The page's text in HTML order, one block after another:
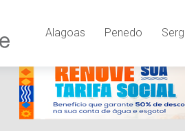
Alagoas Penedo